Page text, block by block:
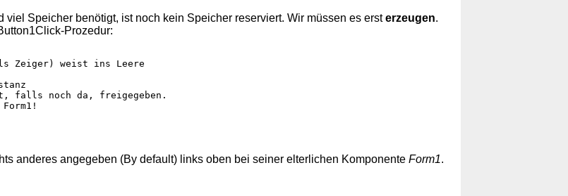
Speicher benötigt, ist noch kein Speicher reserviert. Wir müssen es ersterzeugen.
Prozedur:
Zeiger) weist ins Leere
falls noch da, freigegeben.
anderes angegeben (By default) links oben bei seiner elterlichen Komponente Form1.